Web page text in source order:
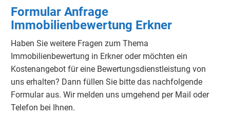
Formular Anfrage
Immobilienbewertung Erkner
Haben Sie weitere Fragen zum Thema
Immobilienbewertung in Erkner oder möchten ein
Kostenangebot für eine Bewertungsdienstleistung von
uns erhalten? Dann füllen Sie bitte das nachfolgende
Formular aus. Wir melden uns umgehend per Mail oder
Telefon bei Ihnen.